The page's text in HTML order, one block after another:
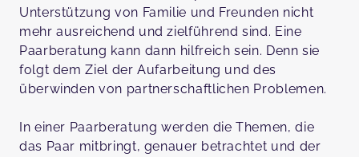
Unterstützung von Familie und Freunden nicht
mehr ausreichend und zielführend sind. Eine
Paarberatung kann dann hilfreich sein. Denn sie
folgt dem Ziel der Aufarbeitung und des
überwinden von partnerschaftlichen Problemen.
In einer Paarberatung werden die Themen, die
das Paar mitbringt, genauer betrachtet und der